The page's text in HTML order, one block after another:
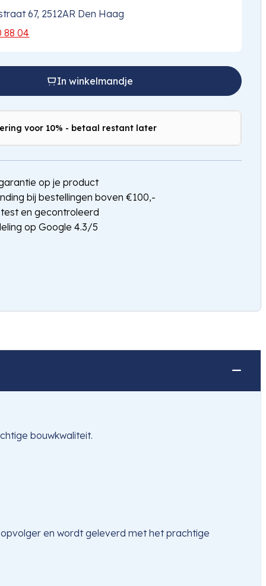
67, 2512AR Den Haag
88 04
In winkelmandje
voor 10% - betaal restant later
op je product
bij bestellingen boven €100,-
en gecontroleerd
op Google 4.3/5
bouwkwaliteit.
en wordt geleverd met het prachtige